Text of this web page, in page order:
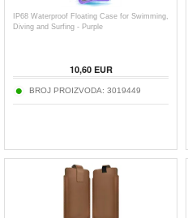
IP68 Waterproof Floating Case for Swimming,
Diving and Surfing - Purple
10,60EUR
BROJ PROIZVODA: 3019449